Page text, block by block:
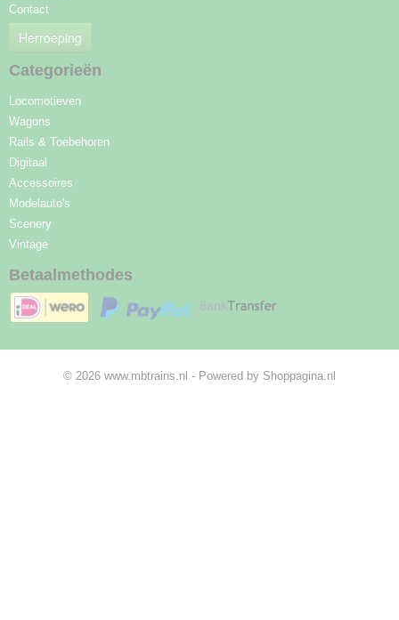
Contact
Herroeping
Categorieën
Locomotieven
Wagons
Rails & Toebehoren
Digitaal
Accessoires
Modelauto's
Scenery
Vintage
Betaalmethodes
© 2026 www.mbtrains.nl - Powered by Shoppagina.nl